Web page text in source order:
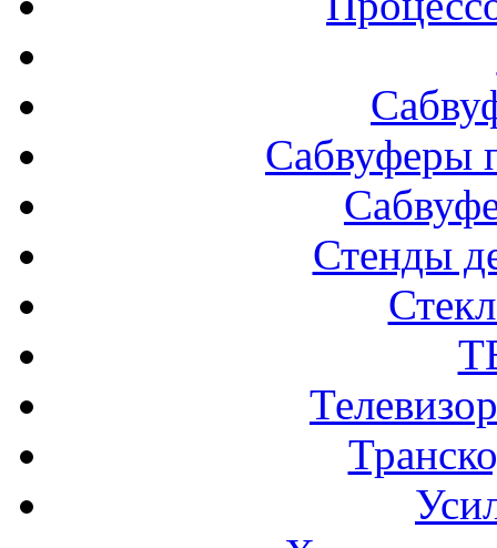
Сабвуферы
Стенды